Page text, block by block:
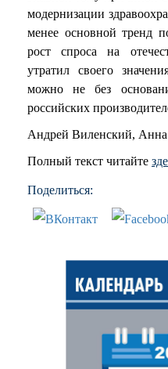
модернизации
менее основной тренд
рост спроса на
утратил своего
можно не без
российских
Андрей Виленский, Анна
Полный текст читайте
Поделиться: